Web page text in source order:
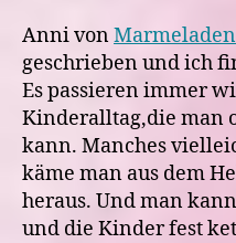
Anni von
geschrieben und ich
Es passieren immer
Kinderalltag,die man
kann. Manches
käme man aus dem
heraus. Und man
und die Kinder fest